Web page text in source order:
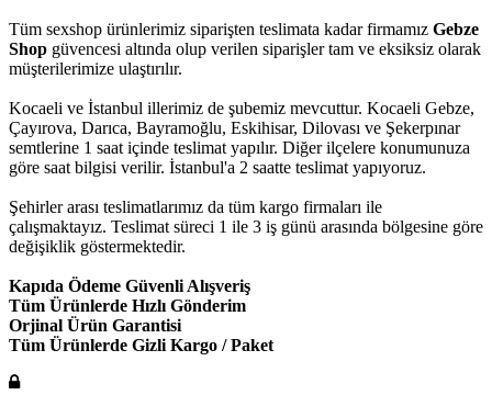
Tüm sexshop ürünlerimiz siparişten teslimata kadar firmamız Gebze
Shop güvencesi altında olup verilen siparişler tam ve eksiksiz olarak
müşterilerimize ulaştırılır.
Kocaeli ve İstanbul illerimiz de şubemiz mevcuttur. Kocaeli Gebze,
Çayırova, Darıca, Bayramoğlu, Eskihisar, Dilovası ve Şekerpınar
semtlerine 1 saat içinde teslimat yapılır. Diğer ilçelere konumunuza
göre saat bilgisi verilir. İstanbul'a 2 saatte teslimat yapıyoruz.
Şehirler arası teslimatlarımız da tüm kargo firmaları ile
çalışmaktayız. Teslimat süreci 1 ile 3 iş günü arasında bölgesine göre
değişiklik göstermektedir.
Kapıda Ödeme Güvenli Alışveriş
Tüm Ürünlerde Hızlı Gönderim
Orjinal Ürün Garantisi
Tüm Ürünlerde Gizli Kargo / Paket